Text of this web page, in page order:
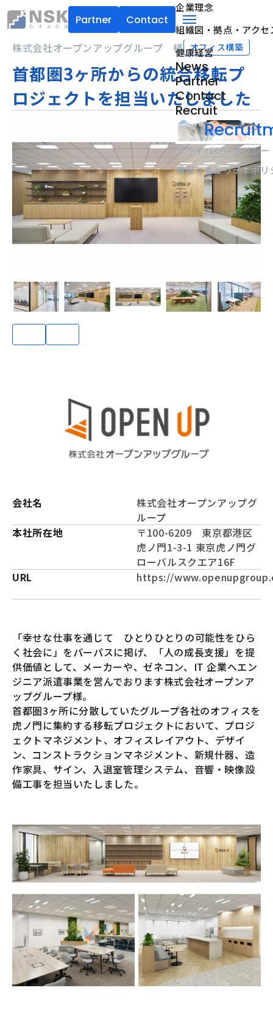
NSK株式会社
Partner Contact
menu
企業理念
組織図・拠点・アクセ
健康経営
News
Partner
Contact
Recruit
プライバシーポリシー
情報セキュリティポリ
株式会社オープンアップグループ 様 オフィス構築
首都圏3ヶ所からの統合移転プ
ロジェクトを担当いたしました
会社名
株式会社オープンアップグ
ループ
本社所在地
〒100-6209 東京都港区
虎ノ門1-3-1 東京虎ノ門グ
ローバルスクエア16F
URL
https://
「幸せな仕事を通じて ひとりひとりの可能性をひら
く社会に」をパーパスに掲げ、「人の成長支援」を提
供価値として、メーカーや、ゼネコン、IT 企業へエン
ジニア派遣事業を営んでおります株式会社オープンア
ップグループ様。
首都圏3ヶ所に分散していたグループ各社のオフィスを
虎ノ門に集約する移転プロジェクトにおいて、プロジ
ェクトマネジメント、オフィスレイアウト、デザイ
ン、コンストラクションマネジメント、新規什器、造
作家具、サイン、入退室管理システム、音響・映像設
備工事を担当いたしました。